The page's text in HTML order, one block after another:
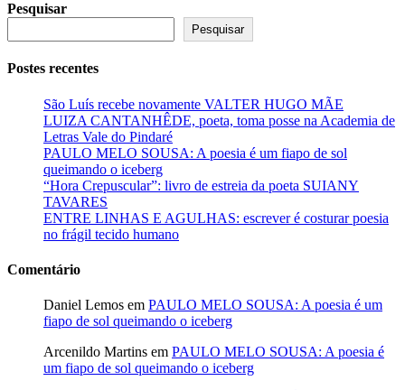
Pesquisar
Pesquisar
Postes recentes
São Luís recebe novamente VALTER HUGO MÃE
LUIZA CANTANHÊDE, poeta, toma posse na Academia de
Letras Vale do Pindaré
PAULO MELO SOUSA: A poesia é um fiapo de sol
queimando o iceberg
“Hora Crepuscular”: livro de estreia da poeta SUIANY
TAVARES
ENTRE LINHAS E AGULHAS: escrever é costurar poesia
no frágil tecido humano
Comentário
Daniel Lemos em PAULO MELO SOUSA: A poesia é um
fiapo de sol queimando o iceberg
Arcenildo Martins em PAULO MELO SOUSA: A poesia é
um fiapo de sol queimando o iceberg